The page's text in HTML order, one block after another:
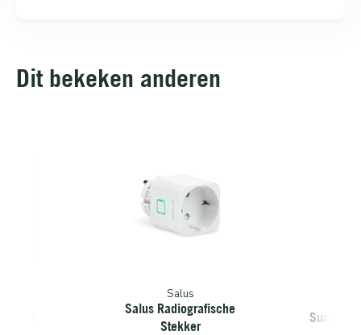
Dit bekeken anderen
Salus
Salus Radiografische
Stekker